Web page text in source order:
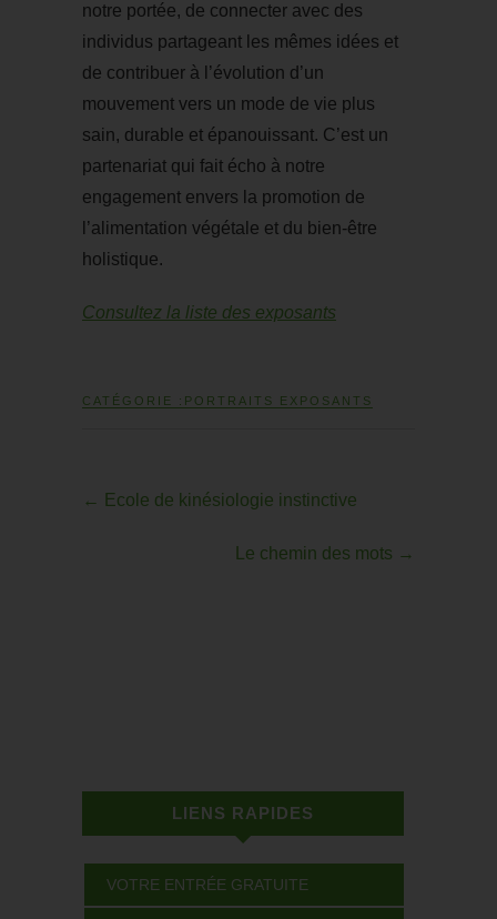
notre portée, de connecter avec des
individus partageant les mêmes idées et
de contribuer à l’évolution d’un
mouvement vers un mode de vie plus
sain, durable et épanouissant. C’est un
partenariat qui fait écho à notre
engagement envers la promotion de
l’alimentation végétale et du bien-être
holistique.
Consultez la liste des exposants
CATÉGORIE : PORTRAITS EXPOSANTS
← Ecole de kinésiologie instinctive
Le chemin des mots →
LIENS RAPIDES
VOTRE ENTRÉE GRATUITE